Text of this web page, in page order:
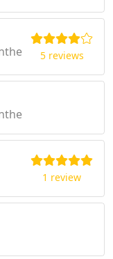
5 reviews
1 review